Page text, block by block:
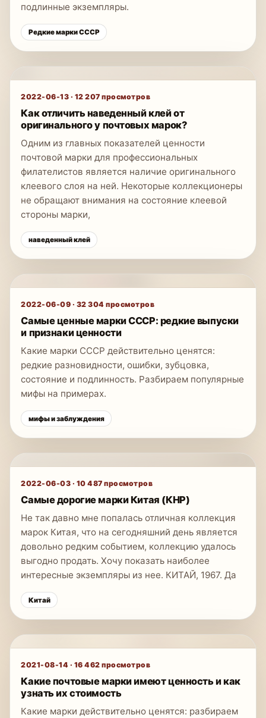
подлинные экземпляры.
Редкие марки СССР
2022-06-13 · 12 207 просмотров
Как отличить наведенный клей от
оригинального у почтовых марок?
Одним из главных показателей ценности
почтовой марки для профессиональных
филателистов является наличие оригинального
клеевого слоя на ней. Некоторые коллекционеры
не обращают внимания на состояние клеевой
стороны марки,
наведенный клей
2022-06-09 · 32 304 просмотров
Самые ценные марки СССР: редкие выпуски
и признаки ценности
Какие марки СССР действительно ценятся:
редкие разновидности, ошибки, зубцовка,
состояние и подлинность. Разбираем популярные
мифы на примерах.
мифы и заблуждения
2022-06-03 · 10 487 просмотров
Самые дорогие марки Китая (КНР)
Не так давно мне попалась отличная коллекция
марок Китая, что на сегодняшний день является
довольно редким событием, коллекцию удалось
выгодно продать. Хочу показать наиболее
интересные экземпляры из нее. КИТАЙ, 1967. Да
Китай
2021-08-14 · 16 462 просмотров
Какие почтовые марки имеют ценность и как
узнать их стоимость
Какие марки действительно ценятся: разбираем